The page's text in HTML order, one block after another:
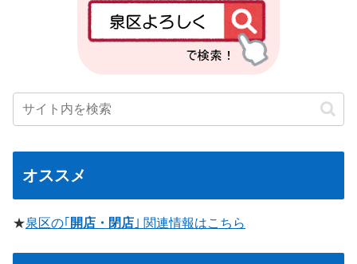
オススメ
★泉区の｢ 開店・閉店 ｣ 関連情報はこちら